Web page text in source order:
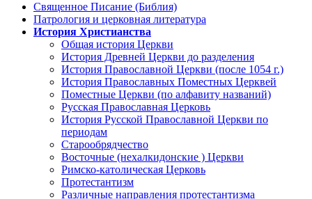
Священное Писание (Библия)
Патрология и церковная литература
История Христианства
Общая история Церкви
История Древней Церкви до разделения
История Православной Церкви (после 1054 г.)
История Православных Поместных Церквей
Поместные Церкви (по алфавиту названий)
Русская Православная Церковь
История Русской Православной Церкви по
периодам
Старообрядчество
Восточные (нехалкидонские ) Церкви
Римско-католическая Церковь
Протестантизм
Различные направления протестантизма